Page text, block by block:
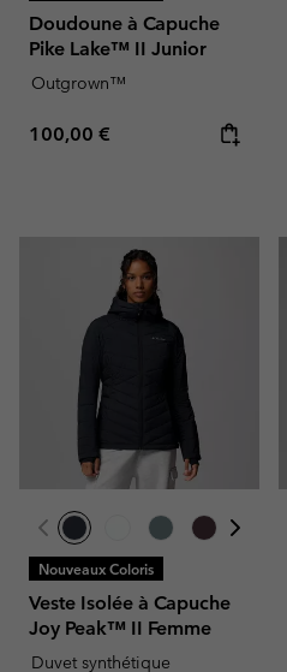
Doudoune à Capuche
Pike Lake™ II Junior
Outgrown™
Regular price:
100,00 €
Nouveaux Coloris
Veste Isolée à Capuche
Joy Peak™ II Femme
Duvet synthétique